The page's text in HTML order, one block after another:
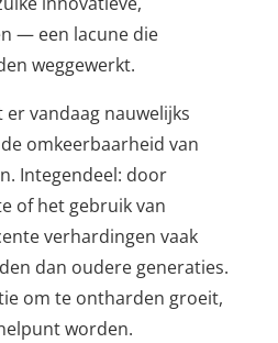
— een lacune die
weggewerkt.
vandaag nauwelijks
omkeerbaarheid van
Integendeel: door
of het gebruik van
verhardingen vaak
dan oudere generaties.
om te ontharden groeit,
worden.